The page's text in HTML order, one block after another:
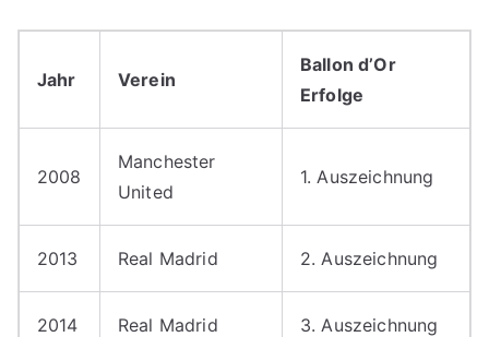
Jahr Verein
Ballon d’Or
Erfolge
2008
Manchester
United
1. Auszeichnung
2013 Real Madrid 2. Auszeichnung
2014 Real Madrid 3. Auszeichnung